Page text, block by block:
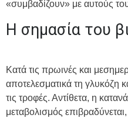
«συμβαδίζουν» με αυτούς
Η σημασία του
Κατά τις πρωινές και
αποτελεσματικά τη γλυκόζη
τις τροφές. Αντίθετα, η
μεταβολισμός